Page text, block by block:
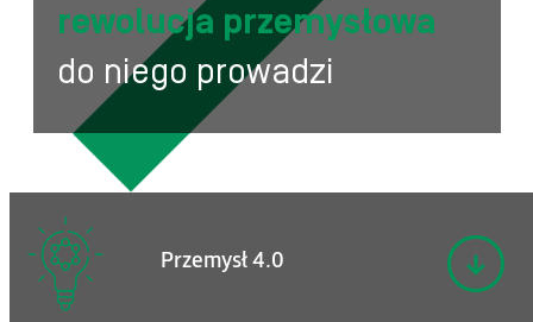
rewolucja przemysłowa
do niego prowadzi
Przemysł 4.0